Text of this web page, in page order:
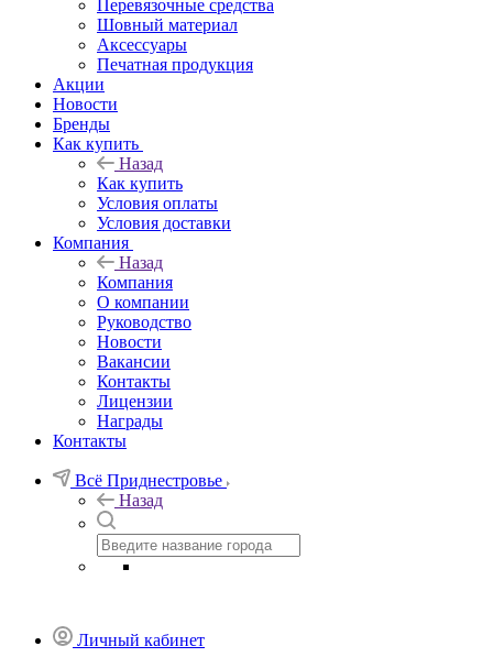
Перевязочные средства
Шовный материал
Аксессуары
Печатная продукция
Акции
Новости
Бренды
Как купить
Назад
Как купить
Условия оплаты
Условия доставки
Компания
Назад
Компания
О компании
Руководство
Новости
Вакансии
Контакты
Лицензии
Награды
Контакты
Всё Приднестровье
Назад
Личный кабинет